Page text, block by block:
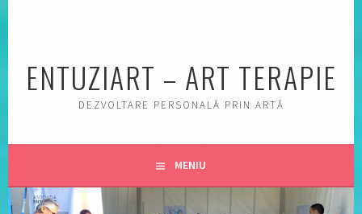
ENTUZIART – ART TERAPIE
DEZVOLTARE PERSONALĂ PRIN ARTĂ
MENIU